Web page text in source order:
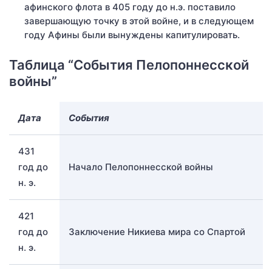
афинского флота в 405 году до н.э. поставило
завершающую точку в этой войне, и в следующем
году Афины были вынуждены капитулировать.
Таблица “События Пелопоннесской
войны”
Дата События
431
год до
н. э.
Начало Пелопоннесской войны
421
год до
н. э.
Заключение Никиева мира со Спартой